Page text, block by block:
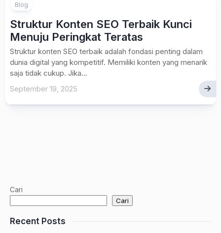
Blog
Struktur Konten SEO Terbaik Kunci
Menuju Peringkat Teratas
Struktur konten SEO terbaik adalah fondasi penting dalam
dunia digital yang kompetitif. Memiliki konten yang menarik
saja tidak cukup. Jika...
September 19, 2025
Cari
Cari
Recent Posts